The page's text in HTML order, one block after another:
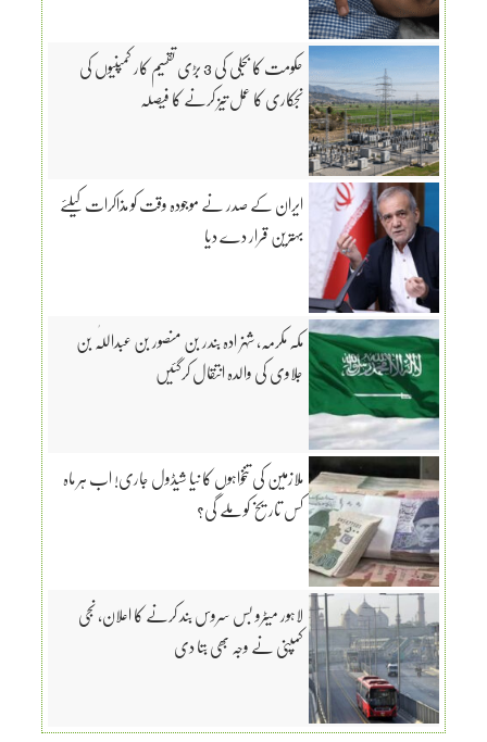
حکومت کا بجلی کی 3 بڑی تقسیم کار کمپنیوں کی
نجکاری کا عمل تیز کرنے کا فیصلہ
ایران کے صدر نے موجودہ وقت کو مذاکرات کیلئے
بہترین قرار دے دیا
مکہ مکرمہ، شہزادہ بندر بن منصور بن عبداللّٰہ بن
جلاوی کی والدہ انتقال کرگئیں
ملازمین کی تنخواہوں کا نیا شیڈول جاری! اب ہر ماہ
کس تاریخ کو ملے گی؟
لاہور میٹرو بس سروس بند کرنے کا اعلان، نجی
کمپنی نے وجہ بھی بتا دی